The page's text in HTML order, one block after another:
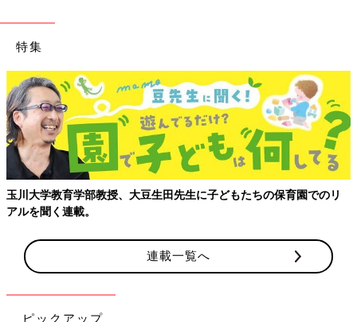
特集
玉川大学教育学部教授、大豆生田先生に子どもたちの保育園でのリ
アルを聞く連載。
連載一覧へ
ピックアップ